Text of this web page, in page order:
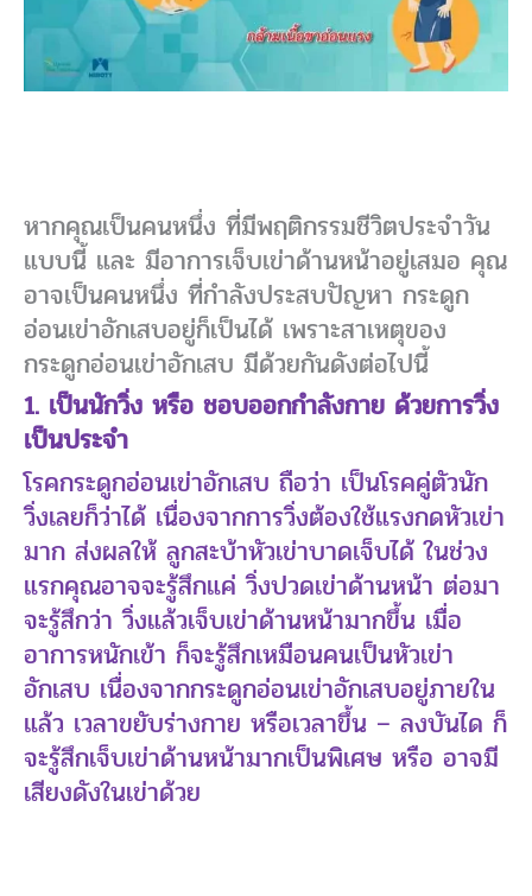
หากคุณเป็นคนหนึ่ง ที่มีพฤติกรรมชีวิตประจำวัน
แบบนี้ และ มีอาการเจ็บเข่าด้านหน้าอยู่เสมอ คุณ
อาจเป็นคนหนึ่ง ที่กำลังประสบปัญหา กระดูก
อ่อนเข่าอักเสบอยู่ก็เป็นได้ เพราะสาเหตุของ
กระดูกอ่อนเข่าอักเสบ มีด้วยกันดังต่อไปนี้
1. เป็นนักวิ่ง หรือ ชอบออกกำลังกาย ด้วยการวิ่ง
เป็นประจำ
โรคกระดูกอ่อนเข่าอักเสบ ถือว่า เป็นโรคคู่ตัวนัก
วิ่งเลยก็ว่าได้ เนื่องจากการวิ่งต้องใช้แรงกดหัวเข่า
มาก ส่งผลให้ ลูกสะบ้าหัวเข่าบาดเจ็บได้ ในช่วง
แรกคุณอาจจะรู้สึกแค่ วิ่งปวดเข่าด้านหน้า ต่อมา
จะรู้สึกว่า วิ่งแล้วเจ็บเข่าด้านหน้ามากขึ้น เมื่อ
อาการหนักเข้า ก็จะรู้สึกเหมือนคนเป็นหัวเข่า
อักเสบ เนื่องจากกระดูกอ่อนเข่าอักเสบอยู่ภายใน
แล้ว เวลาขยับร่างกาย หรือเวลาขึ้น – ลงบันได ก็
จะรู้สึกเจ็บเข่าด้านหน้ามากเป็นพิเศษ หรือ อาจมี
เสียงดังในเข่าด้วย